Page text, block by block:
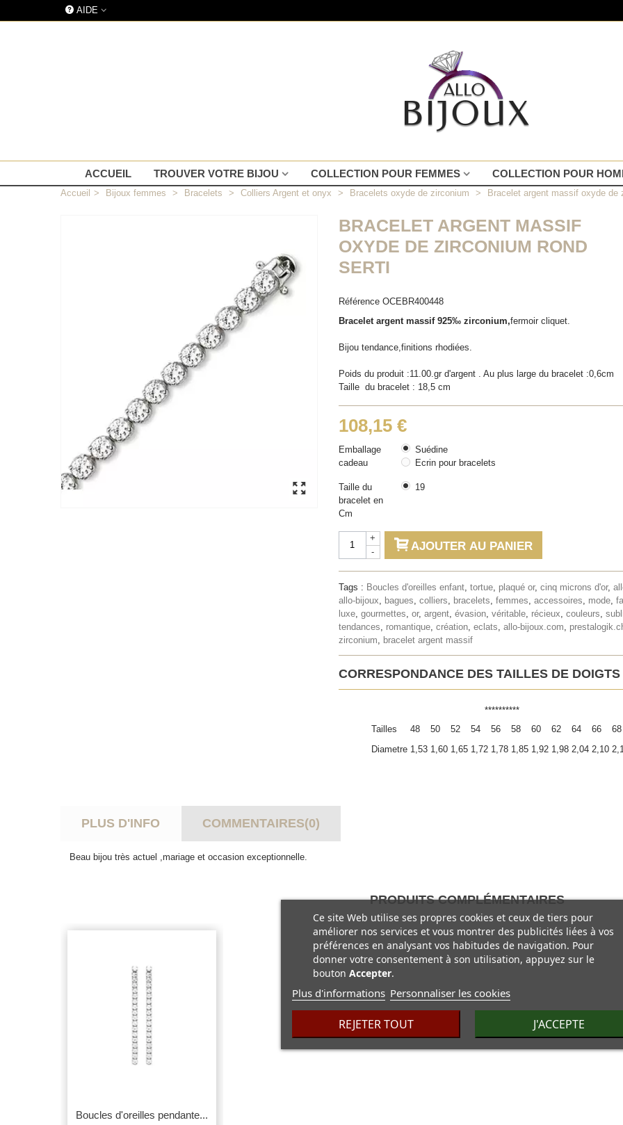
AIDE
ACCUEIL TROUVER VOTRE BIJOU COLLECTION POUR FEMMES COLLECTION POUR
Accueil > Bijoux femmes > Bracelets > Colliers Argent et onyx > Bracelets oxyde de zirconium > Bracelet argent massif oxyde de
BRACELET ARGENT MASSIF
OXYDE DE ZIRCONIUM ROND
SERTI
Référence OCEBR400448
Bracelet argent massif 925‰ zirconium,fermoir cliquet.
Bijou tendance,finitions rhodiées.
Poids du produit :11.00.gr d'argent . Au plus large du bracelet :0,6cm
Taille du bracelet : 18,5 cm
108,15 €
Emballage
cadeau
Suédine
Ecrin pour bracelets
Taille du
bracelet en
Cm
19
-
+
AJOUTER AU PANIER
Tags : Boucles d'oreilles enfant, tortue, plaqué or, cinq microns d'or,
allo-bijoux, bagues, colliers, bracelets, femmes, accessoires, mode,
luxe, gourmettes, or, argent, évasion, véritable, récieux, couleurs,
tendances, romantique, création, eclats, allo-bijoux.com,
zirconium, bracelet argent massif
CORRESPONDANCE DES TAILLES DE
**********
Tailles
48 50 52 54 56 58 60 62 64 66
68
Diametre 1,53 1,60 1,65 1,72 1,78 1,85 1,92 1,98 2,04 2,10
PLUS D'INFO COMMENTAIRES(0)
Beau bijou très actuel ,mariage et occasion exceptionnelle.
PRODUITS COMPLÉMENTAIRES
Vue rapide
Boucles d'oreilles pendante...
Ce site Web utilise ses propres cookies et ceux de tiers pour
améliorer nos services et vous montrer des publicités liées à vos
préférences en analysant vos habitudes de navigation. Pour
donner votre consentement à son utilisation, appuyez sur le
bouton Accepter.
Plus d'informations Personnaliser les cookies
REJETER TOUT J'ACCEPTE